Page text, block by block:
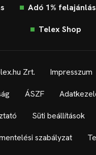
Adó 1% felajánlás
Telex Shop
Zrt. Impresszum
ÁSZF
Süti beállítások
szabályzat